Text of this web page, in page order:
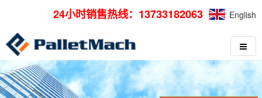
24小时销售热线：13733182063 English